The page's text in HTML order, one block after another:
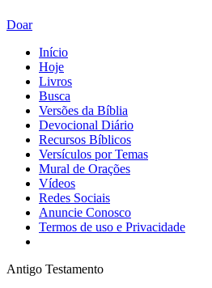
Doar
Início
Hoje
Livros
Busca
Versões da Bíblia
Devocional Diário
Recursos Bíblicos
Versículos por Temas
Mural de Orações
Vídeos
Redes Sociais
Anuncie Conosco
Termos de uso e Privacidade
Antigo Testamento